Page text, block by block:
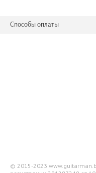
Способы оплаты
© 2015-2023